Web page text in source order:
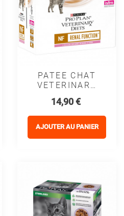
PATEE CHAT
VETERINARY
ST/OX RENAL
FUNCTION
(sachet)
Prix
14,90 €
AJOUTER AU PANIER